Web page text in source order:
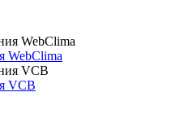
WebClima
VCB